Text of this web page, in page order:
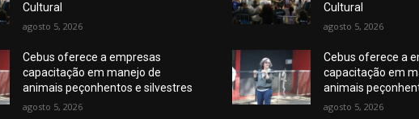
Cultural
agosto 5, 2026
Cebus oferece a empresas
capacitação em manejo de
animais peçonhentos e silvestres
agosto 5, 2026
Cultural
agosto 5, 2026
Cebus oferece a
capacitação em
animais
agosto 5, 2026